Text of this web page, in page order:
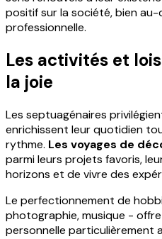
positif sur la société, bien au-
professionnelle.
Les activités et
la joie
Les septuagénaires
enrichissent leur quotidien
rythme. Les voyages de
parmi leurs projets favoris,
horizons et de vivre des
Le perfectionnement de
photographie, musique -
personnelle particulièrement